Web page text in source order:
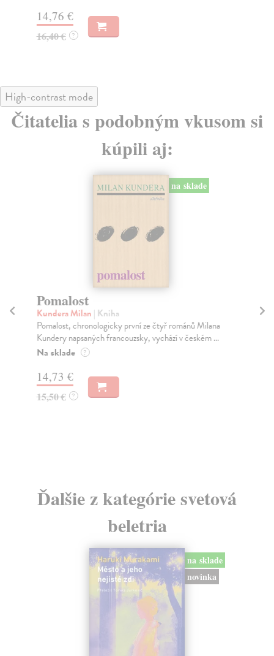
14,76 €
16,40 € ?
High-contrast mode
Čitatelia s podobným vkusom si
kúpili aj:
na sklade
Pomalost
Kundera Milan | Kniha
Pomalost, chronologicky první ze čtyř románů Milana
Kundery napsaných francouzsky, vychází v českém ...
Na sklade ?
14,73 €
15,50 € ?
Ďalšie z kategórie svetová
beletria
na sklade
novinka